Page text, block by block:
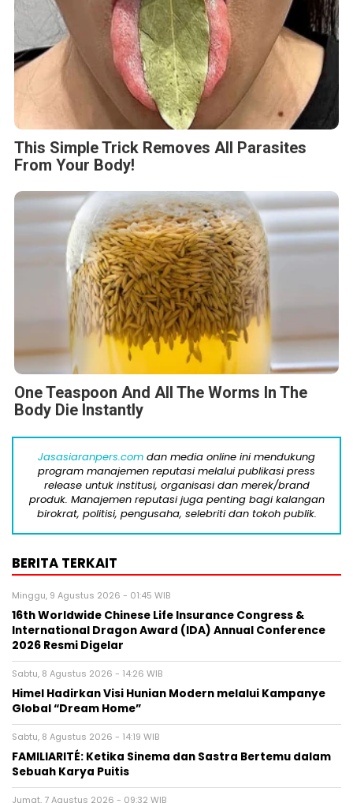
This Simple Trick Removes All Parasites
From Your Body!
One Teaspoon And All The Worms In The
Body Die Instantly
Jasasiaranpers.com dan media online ini mendukung
program manajemen reputasi melalui publikasi press
release untuk institusi, organisasi dan merek/brand
produk. Manajemen reputasi juga penting bagi kalangan
birokrat, politisi, pengusaha, selebriti dan tokoh publik.
BERITA TERKAIT
Minggu, 9 Agustus 2026 - 01:45 WIB
16th Worldwide Chinese Life Insurance Congress &
International Dragon Award (IDA) Annual Conference
2026 Resmi Digelar
Sabtu, 8 Agustus 2026 - 14:26 WIB
Himel Hadirkan Visi Hunian Modern melalui Kampanye
Global “Dream Home”
Sabtu, 8 Agustus 2026 - 14:19 WIB
FAMILIARITÉ: Ketika Sinema dan Sastra Bertemu dalam
Sebuah Karya Puitis
Jumat, 7 Agustus 2026 - 09:32 WIB